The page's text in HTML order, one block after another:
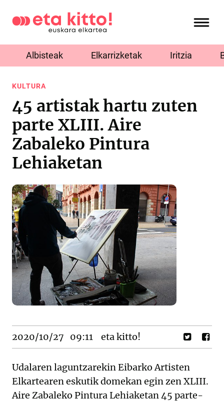
Albisteak Elkarrizketak Iritzia
KULTURA
45 artistak hartu zuten
parte XLIII. Aire
Zabaleko Pintura
Lehiaketan
2020/10/27 09:11 eta kitto!
Udalaren laguntzarekin Eibarko Artisten
Elkartearen eskutik domekan egin zen XLIII.
Aire Zabaleko Pintura Lehiaketan 45 parte-